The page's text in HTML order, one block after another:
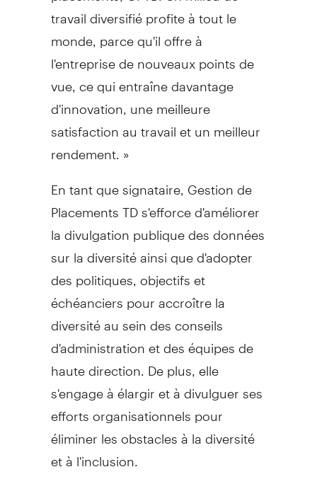
travail diversifié profite à tout le
monde, parce qu'il offre à
l'entreprise de nouveaux points de
vue, ce qui entraîne davantage
d'innovation, une meilleure
satisfaction au travail et un meilleur
rendement. »
En tant que signataire, Gestion de
Placements TD s'efforce d'améliorer
la divulgation publique des données
sur la diversité ainsi que d'adopter
des politiques, objectifs et
échéanciers pour accroître la
diversité au sein des conseils
d'administration et des équipes de
haute direction. De plus, elle
s'engage à élargir et à divulguer ses
efforts organisationnels pour
éliminer les obstacles à la diversité
et à l'inclusion.